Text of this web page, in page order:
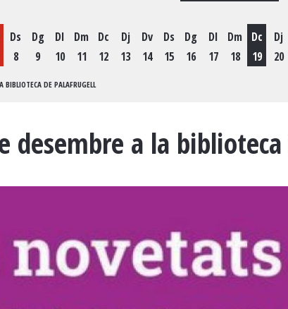
Ds
8
Dg
9
Dl
10
Dm
11
Dc
12
Dj
13
Dv
14
Ds
15
Dg
16
Dl
17
Dm
18
Dc
19
Dj
20
BIBLIOTECA DE PALAFRUGELL
desembre a la